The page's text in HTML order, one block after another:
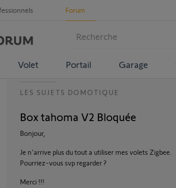
Forum
Volet Portail Garage
LES SUJETS DOMOTIQUE
Box tahoma V2 Bloquée
Bonjour,
Je n'arrive plus du tout a utiliser mes volets Zigbee.
Pourriez-vous svp regarder ?
Merci !!!